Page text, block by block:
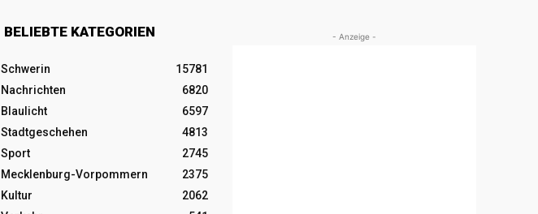
BELIEBTE KATEGORIEN
Schwerin
15781
Nachrichten
6820
Blaulicht
6597
Stadtgeschehen
4813
Sport
2745
Mecklenburg-Vorpommern
2375
Kultur
2062
- Anzeige -